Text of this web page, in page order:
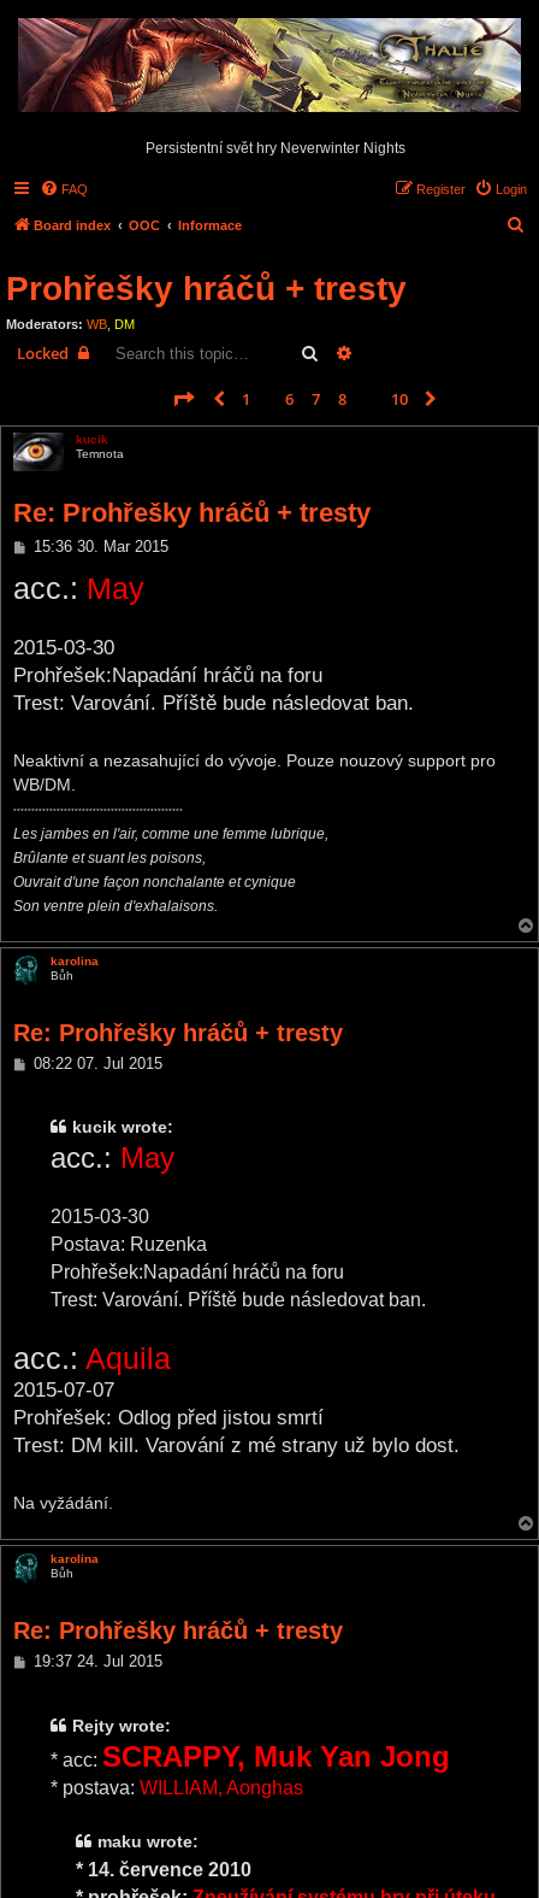
Persistentní svět hry Neverwinter Nights
FAQ Login
Register
Board index OOC Informace
Prohřešky hráčů + tresty
Moderators: WB DM
Locked Search
Page of
Previous
1 6 7 8 10
kucik
Temnota
Re: Prohřešky hráčů + tresty
P
s
t
15:36 30. Mar 2015
acc.: May
2015-03-30
Prohřešek:Napadání hráčů na foru
Trest: Varování. Příště bude následovat ban.
Neaktivní a nezasahující do vývoje. Pouze nouzový support pro
WB/DM.
***********************************************
Les jambes en l'air, comme une femme lubrique,
Brûlante et suant les poisons,
Ouvrait d'une façon nonchalante et cynique
Son ventre plein d'exhalaisons.
karolina
Bůh
Re: Prohřešky hráčů + tresty
P08:22 07. Jul 2015
kucik wrote:
acc.: May
2015-03-30
Postava: Ruzenka
Prohřešek:Napadání hráčů na foru
Trest: Varování. Příště bude následovat ban.
acc.: Aquila
2015-07-07
Prohřešek: Odlog před jistou smrtí
Trest: DM kill. Varování z mé strany už bylo dost.
Na vyžádání.
karolina
Bůh
Re: Prohřešky hráčů + tresty
P19:37 24. Jul 2015
Rejty wrote:
* acc: SCRAPPY, Muk Yan Jong
* postava: WILLIAM, Aonghas
maku wrote:
* 14. července 2010